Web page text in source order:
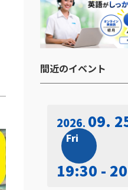
間近のイベント​
2026 09.
Fri
19:30 -